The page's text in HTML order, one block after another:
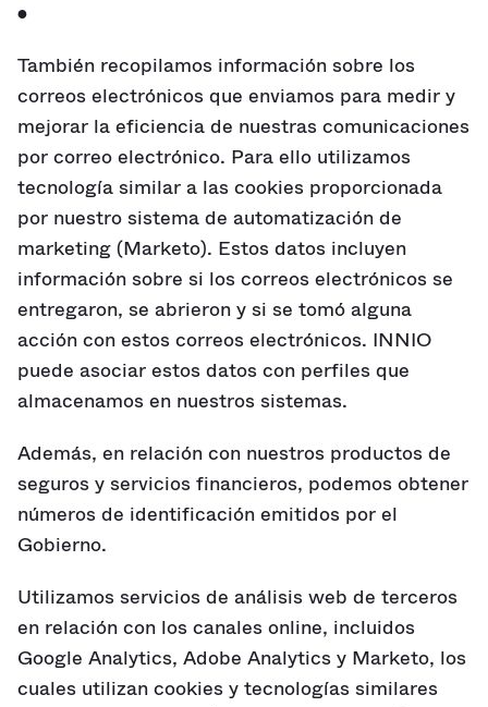
También recopilamos información sobre los
correos electrónicos que enviamos para medir y
mejorar la eficiencia de nuestras comunicaciones
por correo electrónico. Para ello utilizamos
tecnología similar a las cookies proporcionada
por nuestro sistema de automatización de
marketing (Marketo). Estos datos incluyen
información sobre si los correos electrónicos se
entregaron, se abrieron y si se tomó alguna
acción con estos correos electrónicos. INNIO
puede asociar estos datos con perfiles que
almacenamos en nuestros sistemas.
Además, en relación con nuestros productos de
seguros y servicios financieros, podemos obtener
números de identificación emitidos por el
Gobierno.
Utilizamos servicios de análisis web de terceros
en relación con los canales online, incluidos
Google Analytics, Adobe Analytics y Marketo, los
cuales utilizan cookies y tecnologías similares